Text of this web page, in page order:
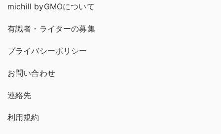
michill byGMOについて
有識者・ライターの募集
プライバシーポリシー
お問い合わせ
連絡先
利用規約